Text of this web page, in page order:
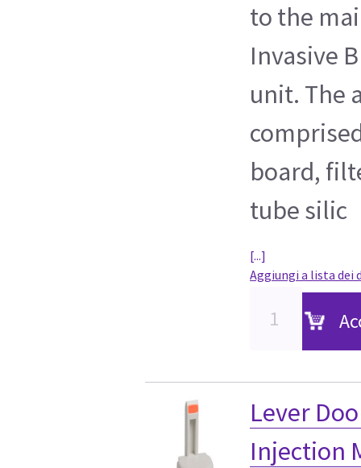
to the
Invasive
unit. The
board,
tube silic
[...]
Aggiungi a lista dei
Lever
Injection